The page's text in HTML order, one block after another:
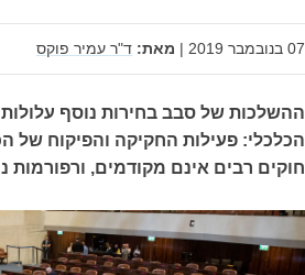
07 בנובמבר 2019 | מאת: ד"ר עמיר פוקס
ההשלכות של סבב בחירות נוסף עלולות
הכלכלי: פעילות החקיקה והפיקוח
חוקים רבים אינם מקודמים, ורפורמות